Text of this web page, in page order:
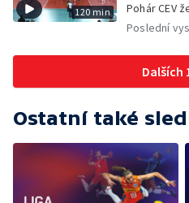
120 min
Pohár CEV
Poslední
Dalších
Ostatní také